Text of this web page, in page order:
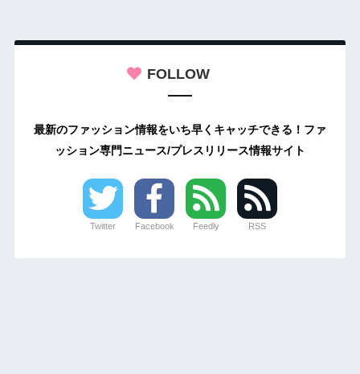
FOLLOW
最新のファッション情報をいち早くキャッチできる！ファ
ッション専門ニュース/プレスリリース情報サイト
Twitter Facebook Feedly RSS